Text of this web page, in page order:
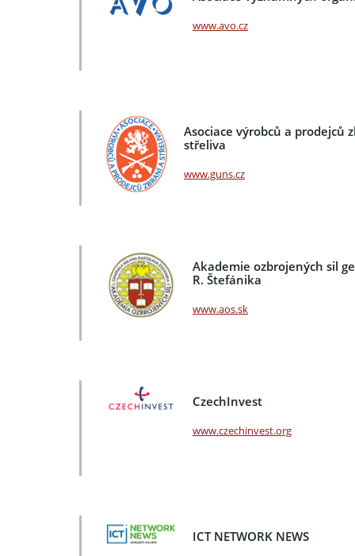
www.avo.cz
Asociace výrobců a prodejců
střeliva
www.guns.cz
Akademie ozbrojených sil
R. Štefánika
www.aos.sk
CzechInvest
www.czechinvest.org
ICT NETWORK NEWS